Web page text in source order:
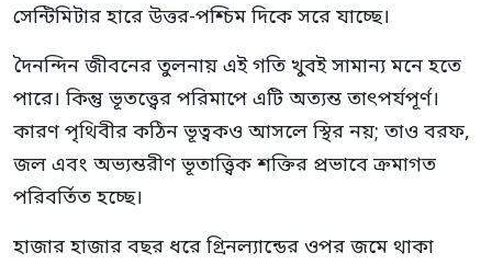
সেন্টিমিটার হারে উত্তর-পশ্চিম দিকে সরে যাচ্ছে।
দৈনন্দিন জীবনের তুলনায় এই গতি খুবই সামান্য মনে হতে
পারে। কিন্তু ভূতত্ত্বের পরিমাপে এটি অত্যন্ত তাৎপর্যপূর্ণ।
কারণ পৃথিবীর কঠিন ভূত্বকও আসলে স্থির নয়; তাও বরফ,
জল এবং অভ্যন্তরীণ ভূতাত্ত্বিক শক্তির প্রভাবে ক্রমাগত
পরিবর্তিত হচ্ছে।
হাজার হাজার বছর ধরে গ্রিনল্যান্ডের ওপর জমে থাকা